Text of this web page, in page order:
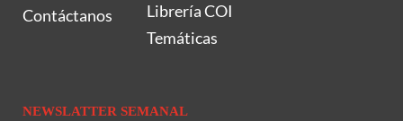
Contáctanos
Librería COI
Temáticas
NEWSLATTER SEMANAL